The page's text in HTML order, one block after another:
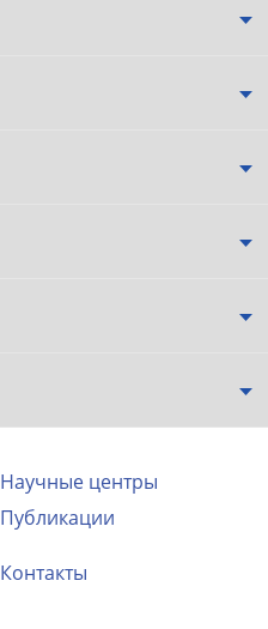
Научные центры
Публикации
Контакты